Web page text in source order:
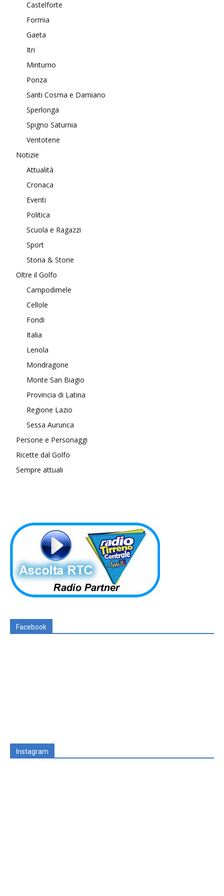
Castelforte
Formia
Gaeta
Itri
Minturno
Ponza
Santi Cosma e Damiano
Sperlonga
Spigno Saturnia
Ventotene
Notizie
Attualità
Cronaca
Eventi
Politica
Scuola e Ragazzi
Sport
Storia & Storie
Oltre il Golfo
Campodimele
Cellole
Fondi
Italia
Lenola
Mondragone
Monte San Biagio
Provincia di Latina
Regione Lazio
Sessa Aurunca
Persone e Personaggi
Ricette dal Golfo
Sempre attuali
Facebook
Instagram